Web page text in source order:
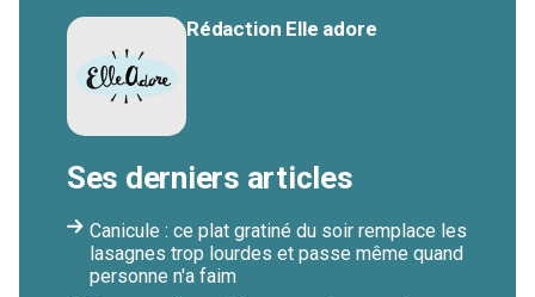
Rédaction Elle adore
Ses derniers articles
Canicule : ce plat gratiné du soir remplace les
lasagnes trop lourdes et passe même quand
personne n'a faim